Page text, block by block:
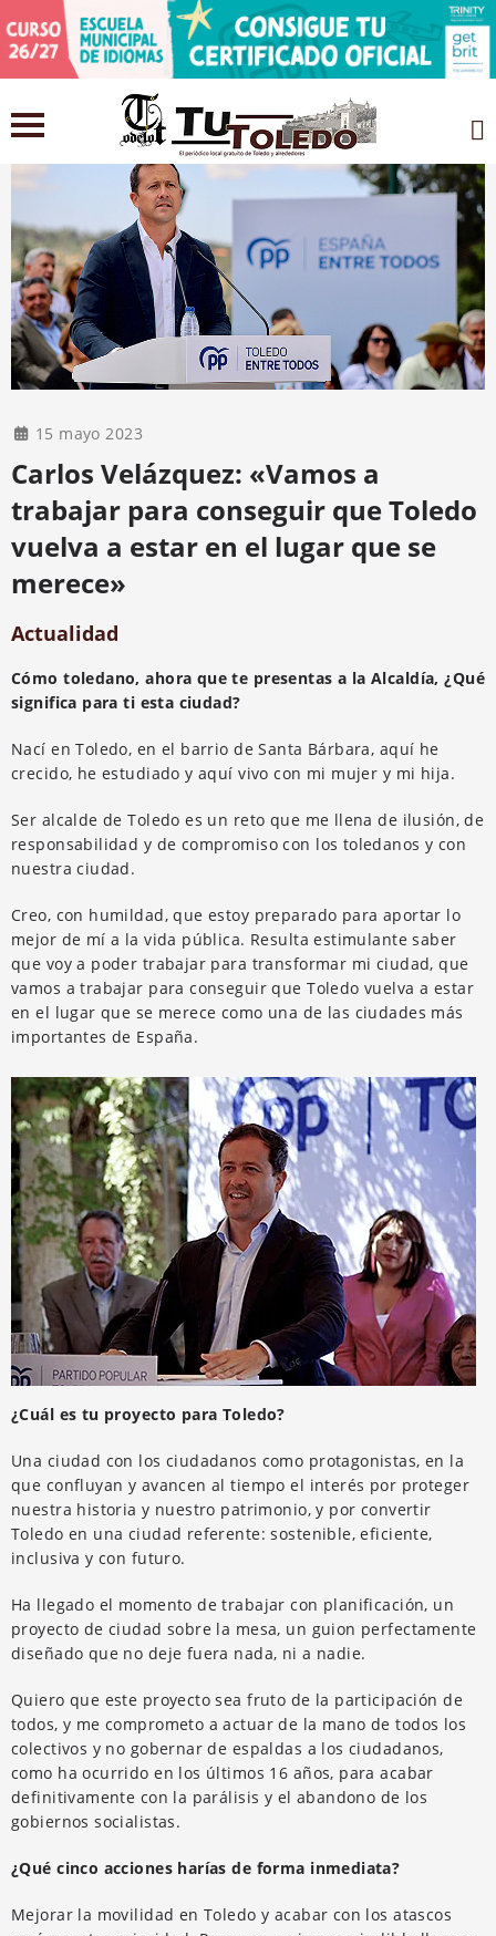
15 mayo 2023
Carlos Velázquez: «Vamos a
trabajar para conseguir que Toledo
vuelva a estar en el lugar que se
merece»
Actualidad
Cómo toledano, ahora que te presentas a la Alcaldía, ¿Qué
significa para ti esta ciudad?
Nací en Toledo, en el barrio de Santa Bárbara, aquí he
crecido, he estudiado y aquí vivo con mi mujer y mi hija.
Ser alcalde de Toledo es un reto que me llena de ilusión, de
responsabilidad y de compromiso con los toledanos y con
nuestra ciudad.
Creo, con humildad, que estoy preparado para aportar lo
mejor de mí a la vida pública. Resulta estimulante saber
que voy a poder trabajar para transformar mi ciudad, que
vamos a trabajar para conseguir que Toledo vuelva a estar
en el lugar que se merece como una de las ciudades más
importantes de España.
¿Cuál es tu proyecto para Toledo?
Una ciudad con los ciudadanos como protagonistas, en la
que confluyan y avancen al tiempo el interés por proteger
nuestra historia y nuestro patrimonio, y por convertir
Toledo en una ciudad referente: sostenible, eficiente,
inclusiva y con futuro.
Ha llegado el momento de trabajar con planificación, un
proyecto de ciudad sobre la mesa, un guion perfectamente
diseñado que no deje fuera nada, ni a nadie.
Quiero que este proyecto sea fruto de la participación de
todos, y me comprometo a actuar de la mano de todos los
colectivos y no gobernar de espaldas a los ciudadanos,
como ha ocurrido en los últimos 16 años, para acabar
definitivamente con la parálisis y el abandono de los
gobiernos socialistas.
¿Qué cinco acciones harías de forma inmediata?
Mejorar la movilidad en Toledo y acabar con los atascos